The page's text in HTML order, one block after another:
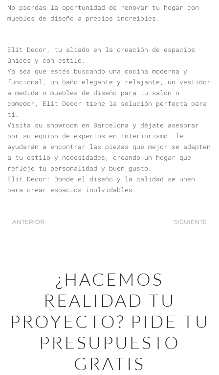
No pierdas la oportunidad de renovar tu hogar con
muebles de diseño a precios increíbles.
Elit Decor, tu aliado en la creación de espacios
únicos y con estilo.
Ya sea que estés buscando una cocina moderna y
funcional, un baño elegante y relajante, un vestidor
a medida o muebles de diseño para tu salón o
comedor, Elit Decor tiene la solución perfecta para
ti.
Visita su showroom en Barcelona y déjate asesorar
por su equipo de expertos en interiorismo. Te
ayudarán a encontrar las piezas que mejor se adapten
a tu estilo y necesidades, creando un hogar que
refleje tu personalidad y buen gusto.
Elit Decor: Donde el diseño y la calidad se unen
para crear espacios inolvidables.
ANTERIOR SIGUIENTE
¿HACEMOS
REALIDAD TU
PROYECTO? PIDE TU
PRESUPUESTO
GRATIS